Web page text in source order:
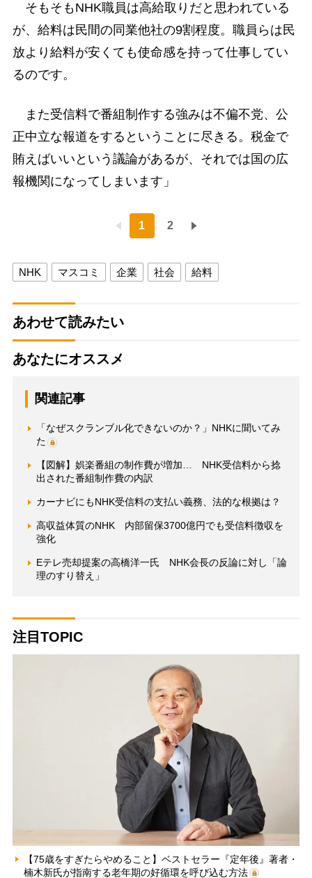
そもそもNHK職員は高給取りだと思われている
が、給料は民間の同業他社の9割程度。職員らは民
放より給料が安くても使命感を持って仕事してい
るのです。
また受信料で番組制作する強みは不偏不党、公
正中立な報道をするということに尽きる。税金で
賄えばいいという議論があるが、それでは国の広
報機関になってしまいます」
1 2
NHK マスコミ 企業 社会 給料
あわせて読みたい
あなたにオススメ
関連記事
「なぜスクランブル化できないのか？」NHKに聞いてみ
た
【図解】娯楽番組の制作費が増加… NHK受信料から捻
出された番組制作費の内訳
カーナビにもNHK受信料の支払い義務、法的な根拠は？
高収益体質のNHK 内部留保3700億円でも受信料徴収を
強化
Eテレ売却提案の高橋洋一氏 NHK会長の反論に対し「論
理のすり替え」
注目TOPIC
【75歳をすぎたらやめること】ベストセラー『定年後』著者・
楠木新氏が指南する老年期の好循環を呼び込む方法